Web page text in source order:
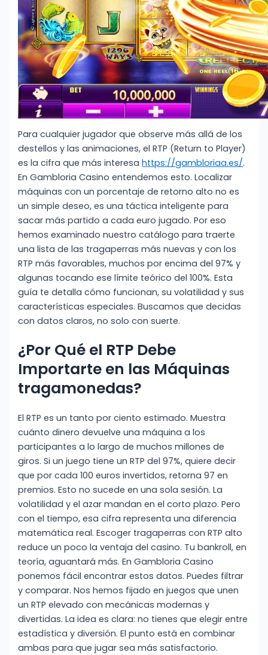
Para cualquier jugador que observe más allá de los
destellos y las animaciones, el RTP (Return to Player)
es la cifra que más interesahttps://gambloriaa.es/.
En Gambloria Casino entendemos esto. Localizar
máquinas con un porcentaje de retorno alto no es
un simple deseo, es una táctica inteligente para
sacar más partido a cada euro jugado. Por eso
hemos examinado nuestro catálogo para traerte
una lista de las tragaperras más nuevas y con los
RTP más favorables, muchos por encima del 97% y
algunas tocando ese límite teórico del 100%. Esta
guía te detalla cómo funcionan, su volatilidad y sus
características especiales. Buscamos que decidas
con datos claros, no solo con suerte.
¿Por Qué el RTP Debe
Importarte en las Máquinas
tragamonedas?
El RTP es un tanto por ciento estimado. Muestra
cuánto dinero devuelve una máquina a los
participantes a lo largo de muchos millones de
giros. Si un juego tiene un RTP del 97%, quiere decir
que por cada 100 euros invertidos, retorna 97 en
premios. Esto no sucede en una sola sesión. La
volatilidad y el azar mandan en el corto plazo. Pero
con el tiempo, esa cifra representa una diferencia
matemática real. Escoger tragaperras con RTP alto
reduce un poco la ventaja del casino. Tu bankroll, en
teoría, aguantará más. En Gambloria Casino
ponemos fácil encontrar estos datos. Puedes filtrar
y comparar. Nos hemos fijado en juegos que unen
un RTP elevado con mecánicas modernas y
divertidas. La idea es clara: no tienes que elegir entre
estadística y diversión. El punto está en combinar
ambas para que jugar sea más satisfactorio.